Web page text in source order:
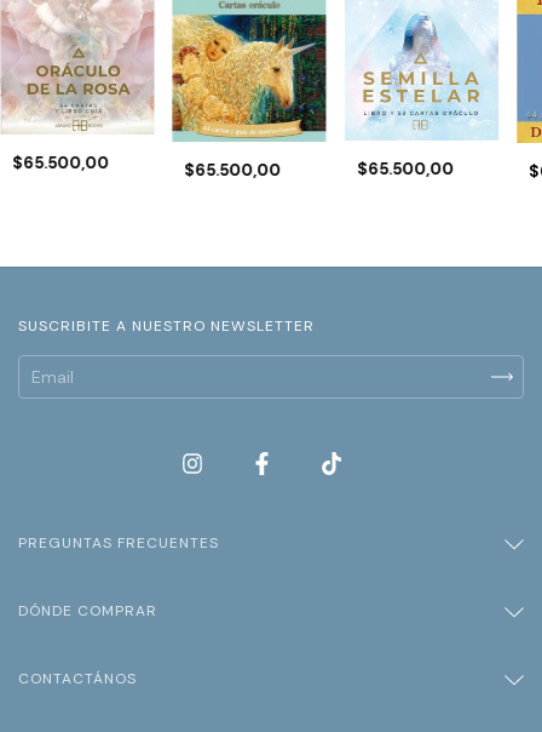
$65.500,00 $65.500,00 $65.500,00
SUSCRIBITE A NUESTRO NEWSLETTER
PREGUNTAS FRECUENTES
DÓNDE COMPRAR
CONTACTÁNOS